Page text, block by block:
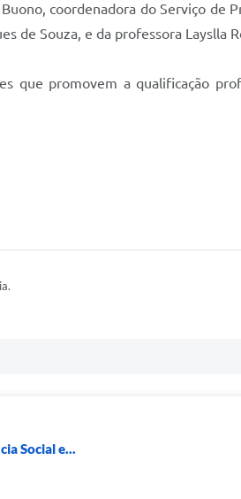
coordenadora do Serviço de
de Souza, e da professora
que promovem a qualificação
Social e...